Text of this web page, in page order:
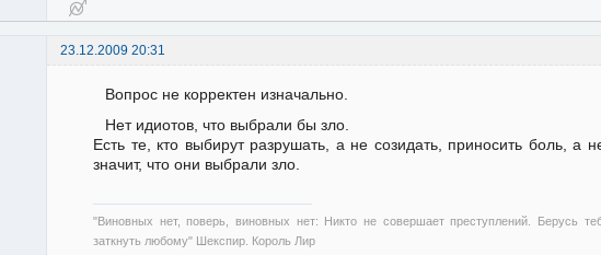
23.12.2009 20:31
Вопрос не корректен изначально.
Нет идиотов, что выбрали бы зло.
Есть те, кто выбирут разрушать, а не созидать, приносить боль, а
значит, что они выбрали зло.
"Виновных нет, поверь, виновных нет: Никто не совершает преступлений. Берусь
заткнуть любому" Шекспир. Король Лир